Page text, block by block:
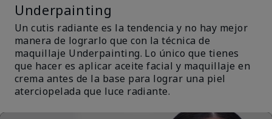
Underpainting
Un cutis radiante es la tendencia y no hay mejor
manera de lograrlo que con la técnica de
maquillaje Underpainting. Lo único que tienes
que hacer es aplicar aceite facial y maquillaje en
crema antes de la base para lograr una piel
aterciopelada que luce radiante.